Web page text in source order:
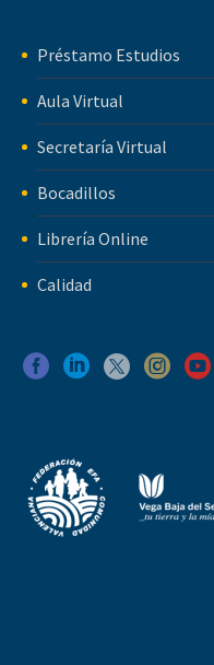
Préstamo Estudios
Aula Virtual
Secretaría Virtual
Bocadillos
Librería Online
Calidad